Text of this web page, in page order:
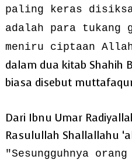
paling keras
adalah para tukang
meniru ciptaan
dalam dua kitab Shahih
biasa disebut
Dari Ibnu Umar
Rasulullah Shallallahu
"Sesungguhnya orang